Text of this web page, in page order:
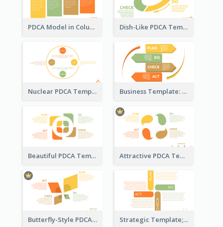
PDCA Model in Columns Dish-Like PDCA Template
Nuclear PDCA Template Business Template: P, D, C, A in a Deck
Beautiful PDCA Template Attractive PDCA Template
Butterfly-Style PDCA Template Strategic Template; Using PDCA